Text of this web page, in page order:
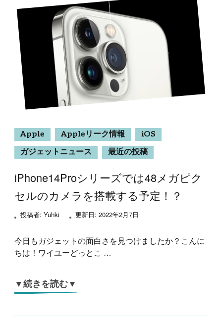
Apple Appleリーク情報
iOS
ガジェットニュース
最近の投稿
iPhone14Proシリーズでは48メガピク
セルのカメラを搭載する予定！？
投稿者: Yuhki 更新日: 2022年2月7日
今日もガジェットの面白さを見つけましたか？こんに
ちは！ワイユーどっとこ …
▼続きを読む▼